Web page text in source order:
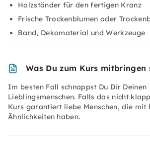
Holzständer für den fertigen Kranz
Frische Trockenblumen oder
Band, Dekomaterial und Werkzeuge
Was Du zum Kurs mitbringen
Im besten Fall schnappst Du Dir Deinen
Lieblingsmenschen. Falls das nicht
Kurs garantiert liebe Menschen, die mit
Ähnlichkeiten haben.